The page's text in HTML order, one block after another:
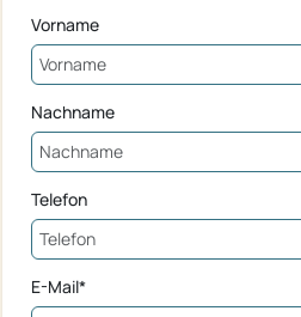
Vorname
Nachname
Telefon
E-Mail*